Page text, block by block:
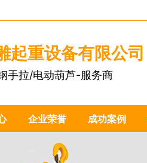
起重设备有限公司
手拉/电动葫芦-服务商
企业荣誉 成功案例